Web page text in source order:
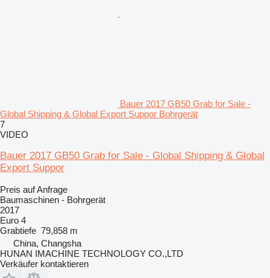
Bauer 2017 GB50 Grab for Sale -
Global Shipping & Global Export Suppor Bohrgerät
7
VIDEO
Bauer 2017 GB50 Grab for Sale - Global Shipping & Global
Export Suppor
Preis auf Anfrage
Baumaschinen - Bohrgerät
2017
Euro 4
Grabtiefe 79,858 m
China, Changsha
HUNAN IMACHINE TECHNOLOGY CO.,LTD
Verkäufer kontaktieren